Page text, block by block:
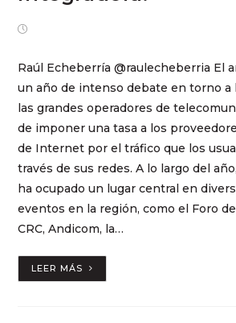
Raúl Echeberría @raulecheberria El
un año de intenso debate en torno a
las grandes operadores de
de imponer una tasa a los
de Internet por el tráfico que los
través de sus redes. A lo largo del
ha ocupado un lugar central en
eventos en la región, como el Foro
CRC, Andicom, la…
LEER MÁS